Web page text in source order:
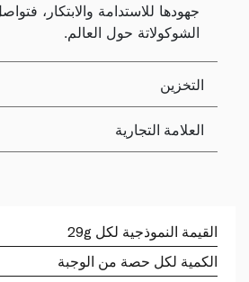
جهودها للاستدامة والابتكار،
الشوكولاتة حول العالم.
التخزين
العلامة التجارية
القيمة النموذجية لكل 29g
الكمية لكل حصة من الوجبة